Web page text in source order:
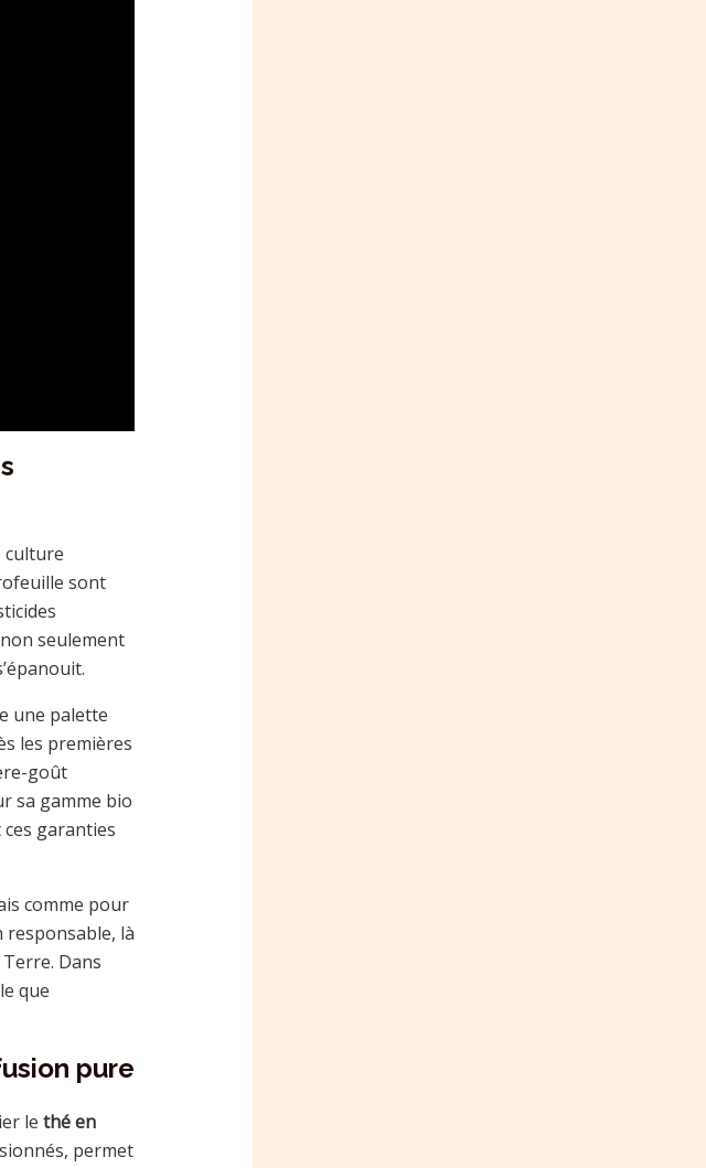
culture
sont
seulement
une palette
les premières
goût
sa gamme bio
garanties
comme pour
responsable, là
Dans
que
pure
le thé en
permet